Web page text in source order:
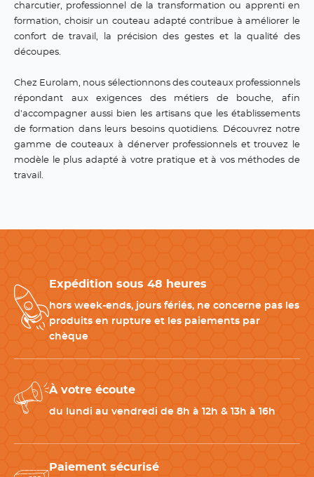
charcutier, professionnel de la transformation ou apprenti en
formation, choisir un couteau adapté contribue à améliorer le
confort de travail, la précision des gestes et la qualité des
découpes.
Chez Eurolam, nous sélectionnons des couteaux professionnels
répondant aux exigences des métiers de bouche, afin
d'accompagner aussi bien les artisans que les établissements
de formation dans leurs besoins quotidiens. Découvrez notre
gamme de couteaux à dénerver professionnels et trouvez le
modèle le plus adapté à votre pratique et à vos méthodes de
travail.
Expédition sous 48 heures
hors week-ends, jours fériés, ne concerne pas les
produits en rupture et les paiements par
chèque
À votre écoute
du lundi au vendredi de 8h à 12h & 13h à 16h
Paiement sécurisé